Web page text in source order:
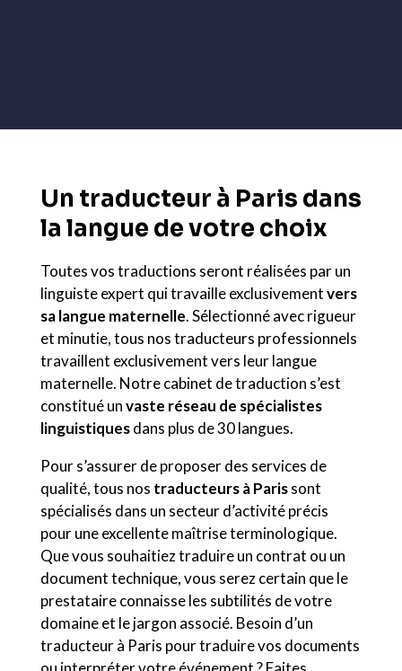
Un traducteur à Paris dans
la langue de votre choix
Toutes vos traductions seront réalisées par un
linguiste expert qui travaille exclusivementvers
sa langue maternelle. Sélectionné avec rigueur
et minutie, tous nos traducteurs professionnels
travaillent exclusivement vers leur langue
maternelle. Notre cabinet de traduction s’est
constitué unvaste réseau de spécialistes
linguistiquesdans plus de 30 langues.
Pour s’assurer de proposer des services de
qualité, tous nos traducteurs à Parissont
spécialisés dans un secteur d’activité précis
pour une excellente maîtrise terminologique.
Que vous souhaitiez traduire un contrat ou un
document technique, vous serez certain que le
prestataire connaisse les subtilités de votre
domaine et le jargon associé. Besoin d’un
traducteur à Paris pour traduire vos documents